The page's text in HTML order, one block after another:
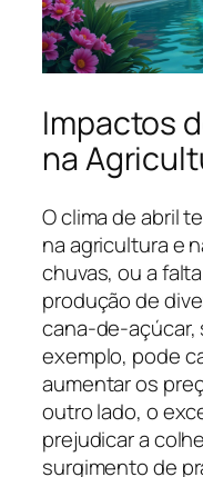
Impactos
na
O clima de abril
na agricultura e
chuvas, ou a
produção de
cana-de-açúcar,
exemplo, pode
aumentar os
outro lado, o
prejudicar a
surgimento de